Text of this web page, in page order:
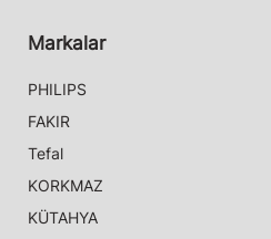
Markalar
PHILIPS
FAKIR
Tefal
KORKMAZ
KÜTAHYA